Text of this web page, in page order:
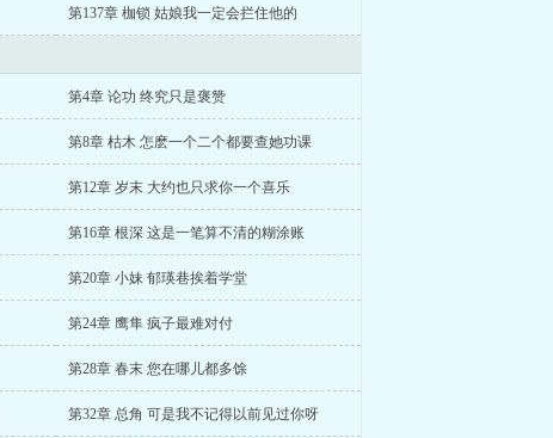
第137章 枷锁 姑娘我一定会拦住他的
第4章 论功 终究只是褒赞
第8章 枯木 怎麽一个二个都要查她功课
第12章 岁末 大约也只求你一个喜乐
第16章 根深 这是一笔算不清的糊涂账
第20章 小妹 郁瑛巷挨着学堂
第24章 鹰隼 疯子最难对付
第28章 春末 您在哪儿都多馀
第32章 总角 可是我不记得以前见过你呀